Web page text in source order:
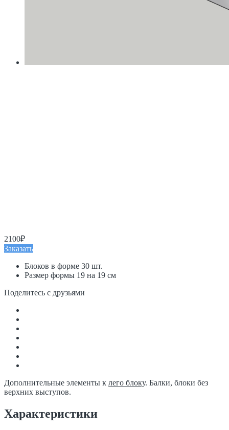
2100₽
Заказать
Блоков в форме 30 шт.
Размер формы 19 на 19 см
Поделитесь с друзьями
Дополнительные элементы к лего блоку. Балки, блоки без
верхних выступов.
Характеристики